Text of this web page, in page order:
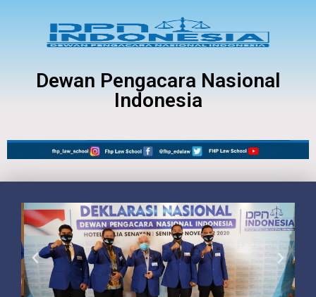
Dewan Pengacara Nasional
Indonesia